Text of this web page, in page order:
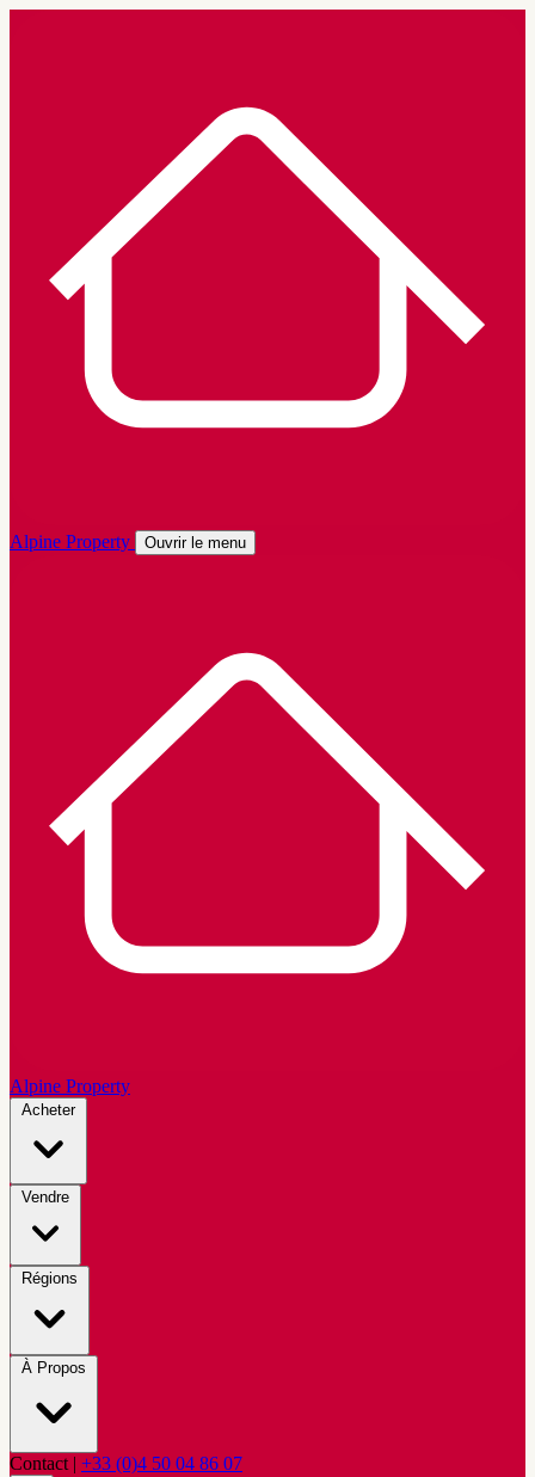
Alpine Property Ouvrir le menu
Alpine Property
Acheter
Vendre
Régions
À Propos
Contact | +33 (0)4 50 04 86 07